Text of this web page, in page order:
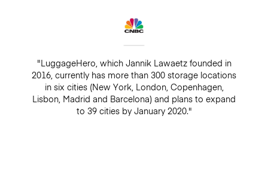
"LuggageHero, which Jannik Lawaetz founded in
2016, currently has more than 300 storage locations
in six cities (New York, London, Copenhagen,
Lisbon, Madrid and Barcelona) and plans to expand
to 39 cities by January 2020."